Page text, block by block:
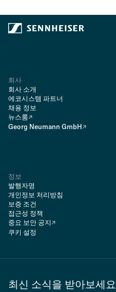
회사
회사 소개
에코시스템 파트너
채용 정보
뉴스룸
Georg Neumann GmbH
정보
발행자명
개인정보 처리방침
보증 조건
접근성 정책
중요 보안 공지
쿠키 설정
최신 소식을 받아보세요